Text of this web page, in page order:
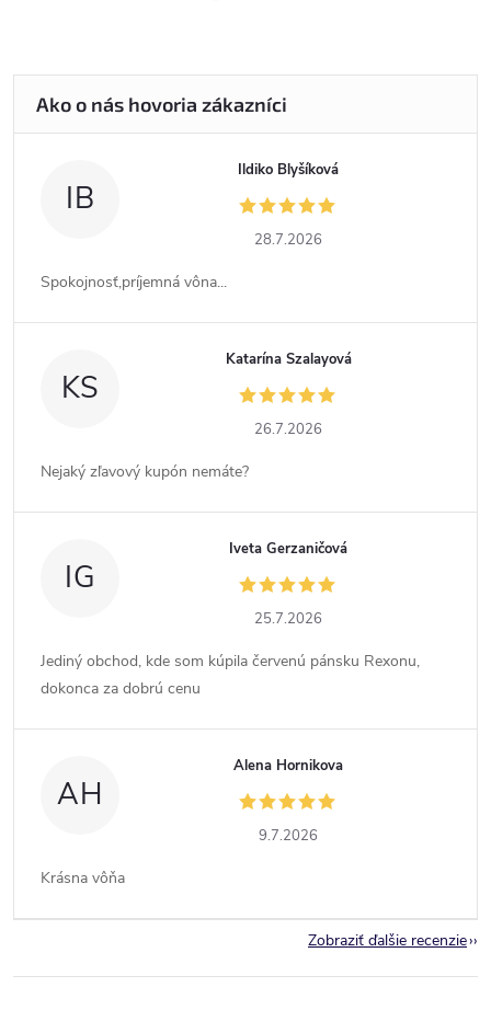
IB
Ildiko Blyšíková
28.7.2026
Spokojnosť,príjemná vôna...
KS
Katarína Szalayová
26.7.2026
Nejaký zľavový kupón nemáte?
IG
Iveta Gerzaničová
25.7.2026
Jediný obchod, kde som kúpila červenú pánsku Rexonu,
dokonca za dobrú cenu
AH
Alena Hornikova
9.7.2026
Krásna vôňa
Zobraziť ďalšie recenzie